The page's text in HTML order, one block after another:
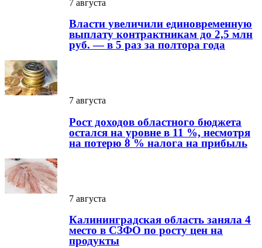
7 августа
Власти увеличили единовременную
выплату контрактникам до 2,5 млн
руб. — в 5 раз за полтора года
7 августа
Рост доходов областного бюджета
остался на уровне в 11 %, несмотря
на потерю 8 % налога на прибыль
7 августа
Калининградская область заняла 4
место в СЗФО по росту цен на
продукты